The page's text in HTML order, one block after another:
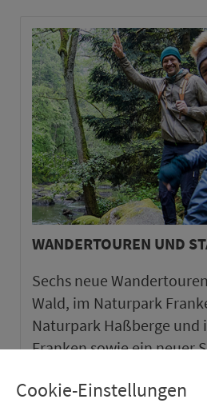
WANDERTOUREN UND
Sechs neue
Wald, im Naturpark
Naturpark Haßberge und
Franken sowie ein neuer
Cookie-Einstellungen